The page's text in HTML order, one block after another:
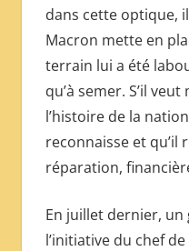
dans cette optique,
Macron mette en
terrain lui a été
qu’à semer. S’il
l’histoire de la
reconnaisse et qu’il
réparation,
En juillet dernier, un
l’initiative du chef